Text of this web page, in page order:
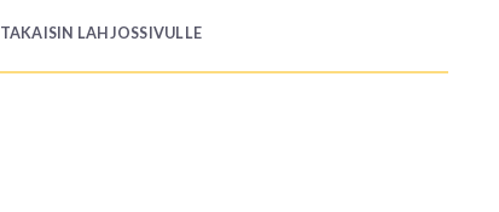
TAKAISIN LAHJOSSIVULLE